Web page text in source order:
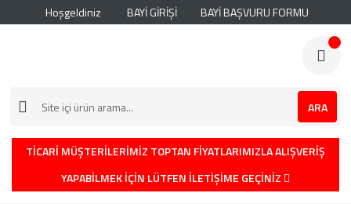
Hoşgeldiniz BAYİ GİRİŞİ BAYİ BAŞVURU FORMU
ARA
TİCARİ MÜŞTERİLERİMİZ TOPTAN FİYATLARIMIZLA ALIŞVERİŞ
YAPABİLMEK İÇİN LÜTFEN İLETİŞİME GEÇİNİZ